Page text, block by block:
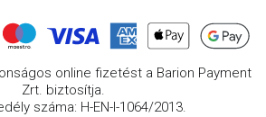
online fizetést a Barion Payment
Zrt. biztosítja.
száma: H-EN-I-1064/2013.